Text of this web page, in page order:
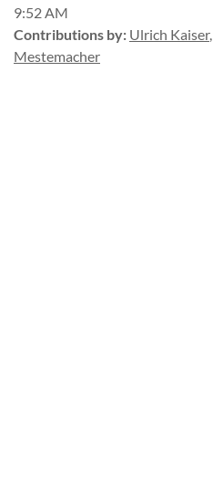
9:52 AM
Contributions by: Ulrich Kaiser,
Mestemacher